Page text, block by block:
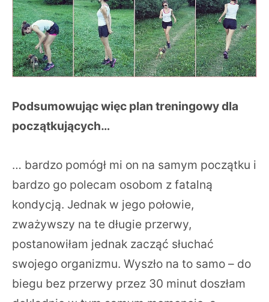
Podsumowując więc plan treningowy dla
początkujących…
… bardzo pomógł mi on na samym początku i
bardzo go polecam osobom z fatalną
kondycją. Jednak w jego połowie,
zważywszy na te długie przerwy,
postanowiłam jednak zacząć słuchać
swojego organizmu. Wyszło na to samo – do
biegu bez przerwy przez 30 minut doszłam